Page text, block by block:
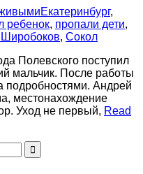
Екатеринбург,
ребенок, пропали дети,
, Сокол
Полевского поступил
мальчик. После работы
подробностями. Андрей
местонахождение
Уход не первый, Read